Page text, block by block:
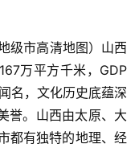
级市高清地图）山西
万平方千米，GDP
名，文化历史底蕴深
誉。山西由太原、大
都有独特的地理、经